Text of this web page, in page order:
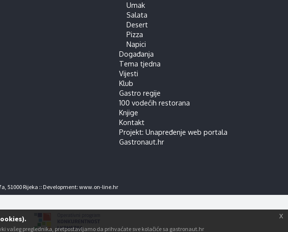
Umak
Salata
Desert
Pizza
Napici
Događanja
Tema tjedna
Vijesti
Klub
Gastro regije
100 vodećih restorana
Knjige
Kontakt
Projekt: Unapređenje web portala
Gastronaut.hr
51000 Rijeka :: Development: www.on-line.hr
vašeg preglednika, pretpostavljamo da prihvaćate sve kolačiće sa gastronaut.hr
x